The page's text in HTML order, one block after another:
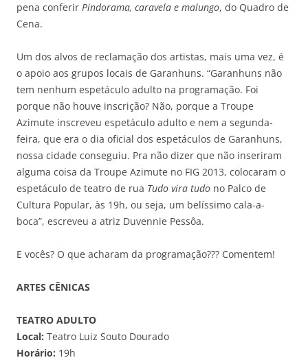
pena conferir Pindorama, caravela e malungo, do Quadro de
Cena.
Um dos alvos de reclamação dos artistas, mais uma vez, é
o apoio aos grupos locais de Garanhuns. “Garanhuns não
tem nenhum espetáculo adulto na programação. Foi
porque não houve inscrição? Não, porque a Troupe
Azimute inscreveu espetáculo adulto e nem a segunda-
feira, que era o dia oficial dos espetáculos de Garanhuns,
nossa cidade conseguiu. Pra não dizer que não inseriram
alguma coisa da Troupe Azimute no FIG 2013, colocaram o
espetáculo de teatro de rua Tudo vira tudo no Palco de
Cultura Popular, às 19h, ou seja, um belíssimo cala-a-
boca”, escreveu a atriz Duvennie Pessôa.
E vocês? O que acharam da programação??? Comentem!
ARTES CÊNICAS
TEATRO ADULTO
Local: Teatro Luiz Souto Dourado
Horário: 19h